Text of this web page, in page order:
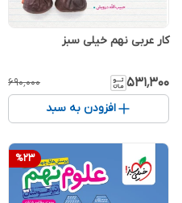
کار عربی نهم خیلی سبز
۵۳۱٬۳۰۰ ۶۹۰٬۰۰۰
افزودن به سبد
%23